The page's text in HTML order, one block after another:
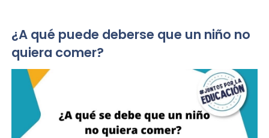
¿A qué puede deberse que un niño no
quiera comer?